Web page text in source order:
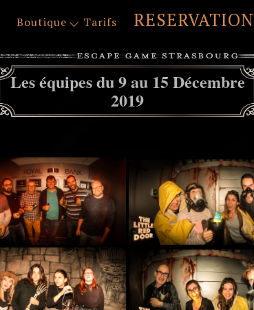
Boutique Tarifs RESERVATION
Les équipes du 9 au 15 Décembre
2019